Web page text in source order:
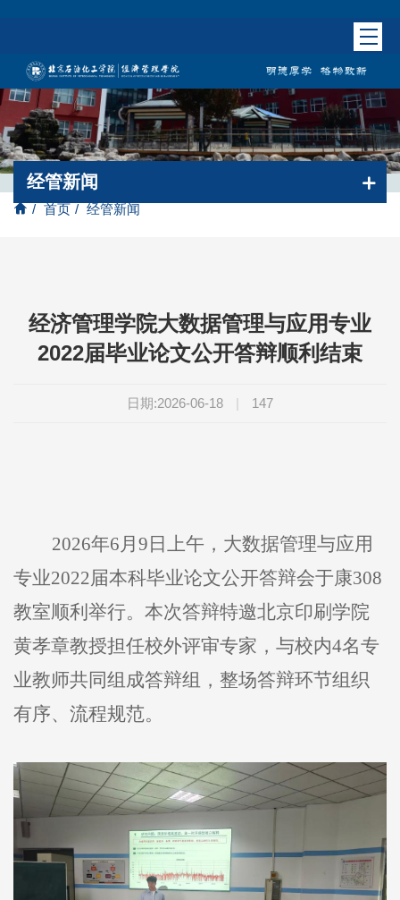
/ 首页 / 经管新闻
经管新闻
经济管理学院大数据管理与应用专业
2022届毕业论文公开答辩顺利结束
日期:2026-06-18 | 147
2026年6月9日上午，大数据管理与应用
专业2022届本科毕业论文公开答辩会于康308
教室顺利举行。本次答辩特邀北京印刷学院
黄孝章教授担任校外评审专家，与校内4名专
业教师共同组成答辩组，整场答辩环节组织
有序、流程规范。